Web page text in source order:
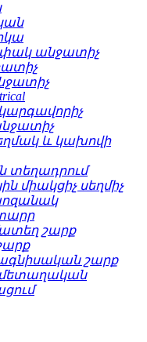
անջատիչ
և կախովի
տեղադրում
միակցիչ սեղմիչ
շարք
շարք